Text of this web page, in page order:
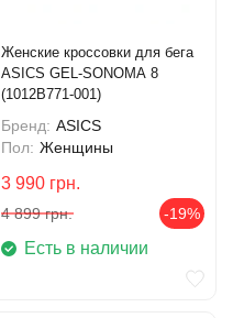
Женские кроссовки для бега
ASICS GEL-SONOMA 8
(1012B771-001)
Бренд: ASICS
Пол: Женщины
3 990 грн.
4 899 грн. -19%
Есть в наличии